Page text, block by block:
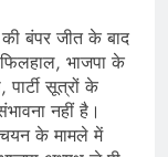
की बंपर जीत के बाद
भाजपा के
सूत्रों के
नहीं है।
चयन के मामले में